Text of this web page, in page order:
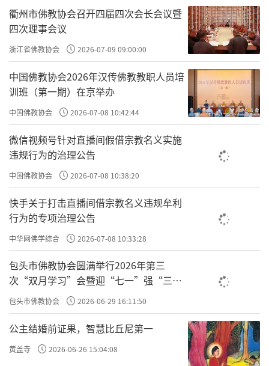
但如果只是理上改、事上改，不去从心上改，你就拙矣，你
就笨了。这个
就不行了，就不灵了；你想改命，改成像
袁了凡这么大的改命效果，不可能，你改不了。
所以，格物致知是改命的唯一方法；坐禅，没用的。
简单说佛在《楞严经》里讲的布施、持戒、忍辱、精
进、禅定，它们比起般若，百千万亿分之一，乃至算数、譬
喻所不能及。
“布施”：财布施、法布施；捐钱、捐物、放生。“持
戒”：不杀僧、不偷盗、不骂人。“精进”，对持戒律很精
进，或者说对布施都做的很精进。“禅定”：打坐、冥想。
但是，没有“般若”，布施、持戒、忍辱、精进、禅定比不
上般若的百千万亿分之一，乃至算数、譬喻所不能及。
“般若”是什么？心。般若是开悟、是觉醒、是觉照。
没有“般若”，前面的五个波罗蜜比起“般若”，是没有数
字能衡量他们之间的差距的。
换句话说，
事上改 、 理上改，比起
，没有数字能
衡量他们之间的鸿沟、差距。所以，你真想改命、想
你必须会格物致知。如果你不会、也不做格物致知，你改命
的效果就很小了，就没有你期待的、想要的结果。
袁了凡说会有
，一些同学在做格物致知的时候，也
衢州市佛教协会召开四届四次会长会议暨
四次理事会议
浙江省佛教协会 2026-07-09 09:00:00
中国佛教协会2026年汉传佛教教职人员培
训班（第一期）在京举办
中国佛教协会 2026-07-08 10:42:44
微信视频号针对直播间假借宗教名义实施
违规行为的治理公告
中国佛教协会 2026-07-08 10:38:20
快手关于打击直播间借宗教名义违规牟利
行为的专项治理公告
中华网佛学综合 2026-07-08 10:33:28
包头市佛教协会圆满举行2026年第三
次“双月学习”会暨迎“七一”强“三
爱”主题书画笔会
包头市佛教协会 2026-06-29 16:11:50
公主结婚前证果，智慧比丘尼第一
黄盖寺 2026-06-26 15:04:08